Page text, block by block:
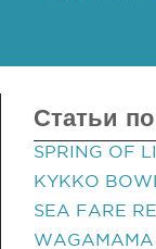
Статьи
SPRING OF
KYKKO
SEA FARE
WAGAMAMA